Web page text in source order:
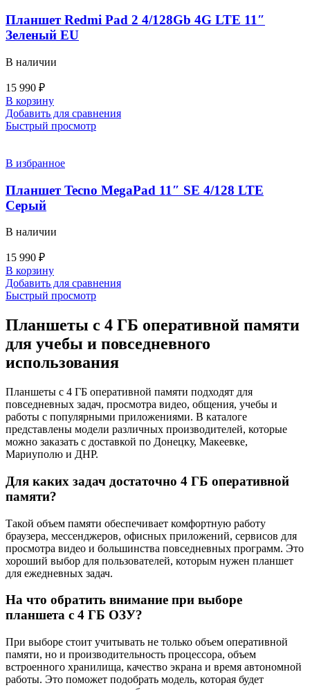
Планшет Redmi Pad 2 4/128Gb 4G LTE 11″
Зеленый EU
В наличии
15 990 ₽
В корзину
Добавить для сравнения
Быстрый просмотр
В избранное
Планшет Tecno MegaPad 11″ SE 4/128 LTE
Серый
В наличии
15 990 ₽
В корзину
Добавить для сравнения
Быстрый просмотр
Планшеты с 4 ГБ оперативной памяти
для учебы и повседневного
использования
Планшеты с 4 ГБ оперативной памяти подходят для
повседневных задач, просмотра видео, общения, учебы и
работы с популярными приложениями. В каталоге
представлены модели различных производителей, которые
можно заказать с доставкой по Донецку, Макеевке,
Мариуполю и ДНР.
Для каких задач достаточно 4 ГБ оперативной
памяти?
Такой объем памяти обеспечивает комфортную работу
браузера, мессенджеров, офисных приложений, сервисов для
просмотра видео и большинства повседневных программ. Это
хороший выбор для пользователей, которым нужен планшет
для ежедневных задач.
На что обратить внимание при выборе
планшета с 4 ГБ ОЗУ?
При выборе стоит учитывать не только объем оперативной
памяти, но и производительность процессора, объем
встроенного хранилища, качество экрана и время автономной
работы. Это поможет подобрать модель, которая будет